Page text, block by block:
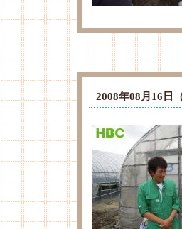
2008年08月16